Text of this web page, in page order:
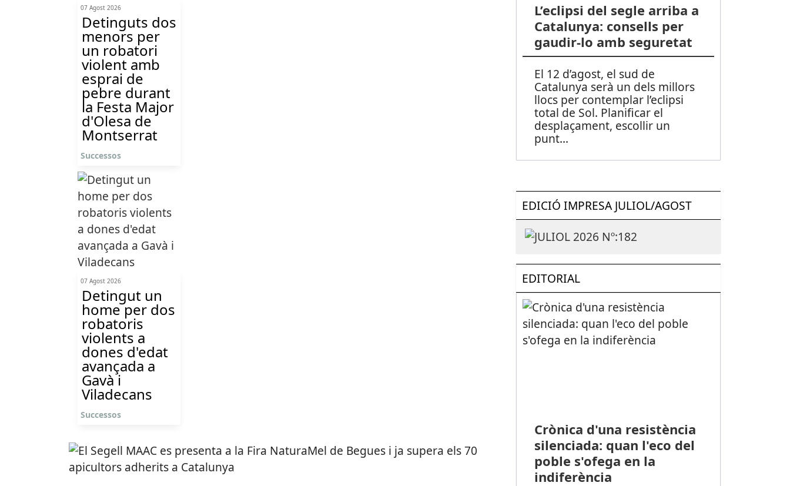
07 Agost 2026
Detinguts dos
menors per
un robatori
violent amb
esprai de
pebre durant
la Festa Major
d'Olesa de
Montserrat
Successos
07 Agost 2026
Detingut un
home per dos
robatoris
violents a
dones d'edat
avançada a
Gavà i
Viladecans
Successos
L’eclipsi del segle arriba a
Catalunya: consells per
gaudir-lo amb seguretat
El 12 d’agost, el sud de
Catalunya serà un dels millors
llocs per contemplar l’eclipsi
total de Sol. Planificar el
desplaçament, escollir un
punt...
EDICIÓ IMPRESA JULIOL/AGOST
EDITORIAL
Crònica d'una resistència
silenciada: quan l'eco del
poble s'ofega en la
indiferència